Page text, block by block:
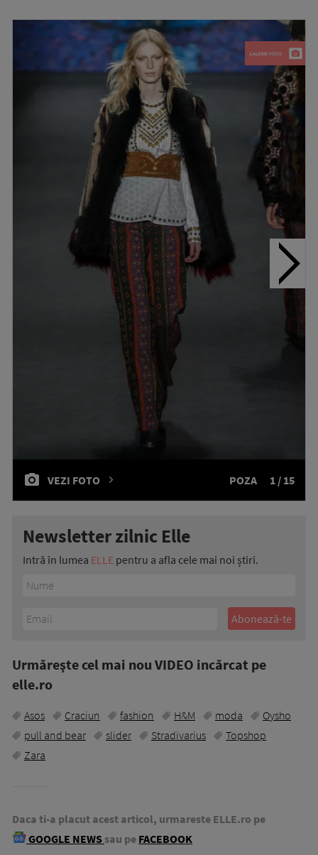
VEZI FOTO POZA 1 / 15
Newsletter zilnic Elle
Intră în lumea ELLE pentru a afla cele mai noi știri.
Urmăreşte cel mai nou VIDEO incărcat pe
elle.ro
Asos Craciun fashion H&M moda
Oysho
pull and bear
slider Stradivarius
Topshop
Zara
Daca ti-a placut acest articol, urmareste ELLE.ro pe
GOOGLE NEWS sau pe FACEBOOK